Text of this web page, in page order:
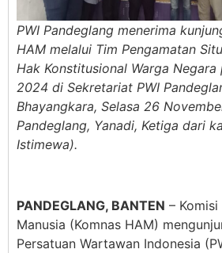
PWI Pandeglang menerima
HAM melalui Tim Pengamatan
Hak Konstitusional Warga
2024 di Sekretariat PWI
Bhayangkara, Selasa 26
Pandeglang, Yanadi, Ketiga dari
Istimewa).
PANDEGLANG, BANTEN –
Manusia (Komnas HAM)
Persatuan Wartawan Indonesia